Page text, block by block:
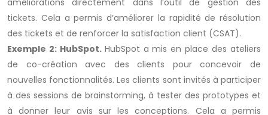
améliorations directement dans l’outil de gestion des
tickets. Cela a permis d’améliorer la rapidité de résolution
des tickets et de renforcer la satisfaction client (CSAT).
Exemple 2: HubSpot. HubSpot a mis en place des ateliers
de co-création avec des clients pour concevoir de
nouvelles fonctionnalités. Les clients sont invités à participer
à des sessions de brainstorming, à tester des prototypes et
à donner leur avis sur les conceptions. Cela a permis